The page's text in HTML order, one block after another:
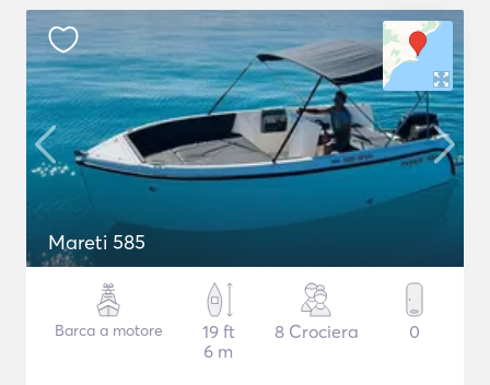
Mareti 585
Barca a motore
19 ft
6 m
8 Crociera 0